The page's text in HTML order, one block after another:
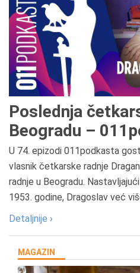
Poslednja
Beogradu –
U 74. epizodi 011podkasta
vlasnik četkarske radnje
radnje u Beogradu.
1953. godine, Dragoslav već
Detaljnije ›
MAGAZIN